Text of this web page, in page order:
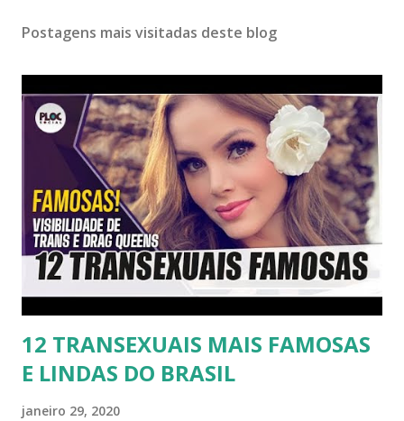
Postagens mais visitadas deste blog
12 TRANSEXUAIS MAIS FAMOSAS
E LINDAS DO BRASIL
janeiro 29, 2020